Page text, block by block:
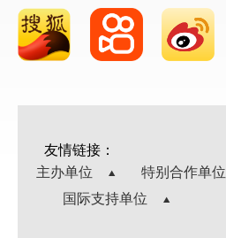
友情链接：
主办单位
特别合作单位
国际支持单位